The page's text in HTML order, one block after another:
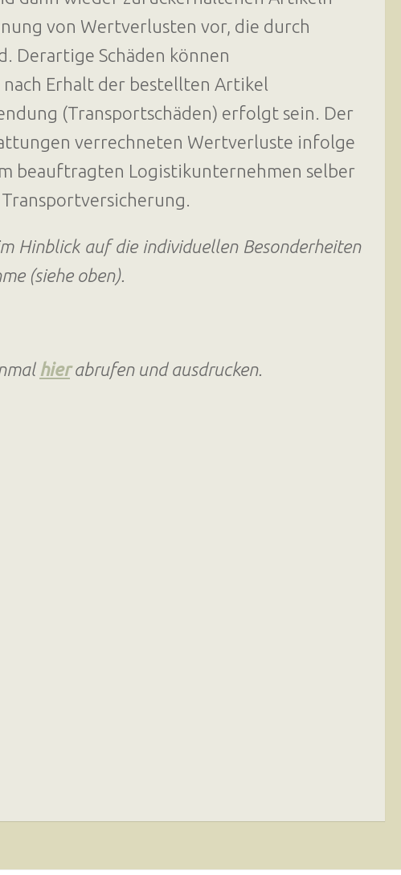
von Wertverlusten vor, die durch
Derartige Schäden können
Erhalt der bestellten Artikel
(Transportschäden) erfolgt sein. Der
verrechneten Wertverluste infolge
beauftragten Logistikunternehmen selber
Hinblick auf die individuellen Besonderheiten
(siehe oben).
hierabrufen und ausdrucken.